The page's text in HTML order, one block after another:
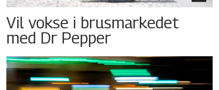
Vil vokse i brusmarkedet
med Dr Pepper